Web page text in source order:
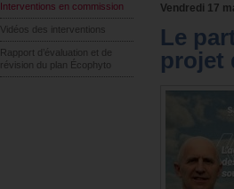
Interventions en commission
Vidéos des interventions
Rapport d’évaluation et de
révision du plan Écophyto
Vendredi 17
Le
projet